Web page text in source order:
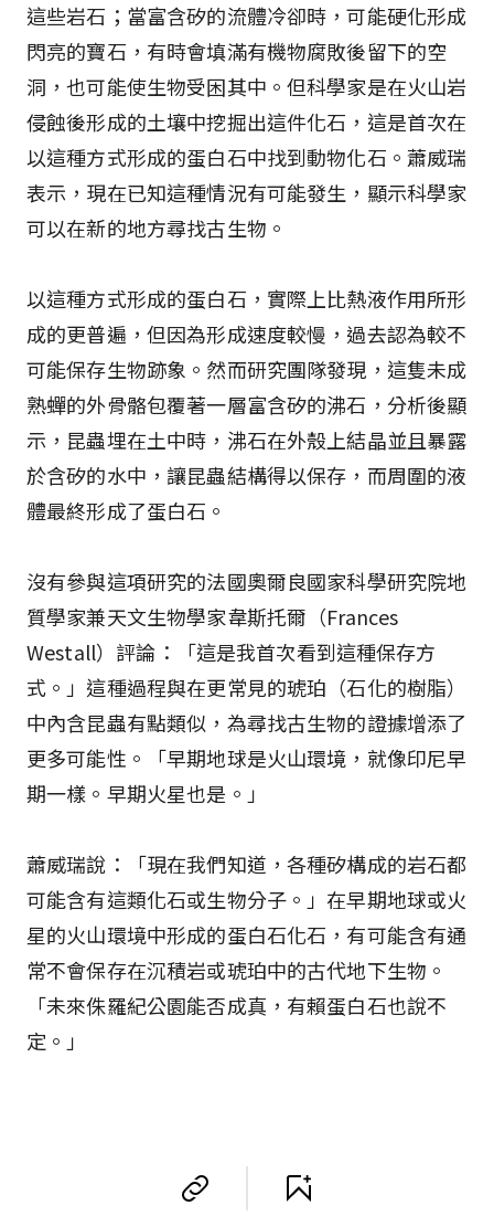
這些岩石；當富含矽的流體冷卻時，可能硬化形成
閃亮的寶石，有時會填滿有機物腐敗後留下的空
洞，也可能使生物受困其中。但科學家是在火山岩
侵蝕後形成的土壤中挖掘出這件化石，這是首次在
以這種方式形成的蛋白石中找到動物化石。蕭威瑞
表示，現在已知這種情況有可能發生，顯示科學家
可以在新的地方尋找古生物。
以這種方式形成的蛋白石，實際上比熱液作用所形
成的更普遍，但因為形成速度較慢，過去認為較不
可能保存生物跡象。然而研究團隊發現，這隻未成
熟蟬的外骨骼包覆著一層富含矽的沸石，分析後顯
示，昆蟲埋在土中時，沸石在外殼上結晶並且暴露
於含矽的水中，讓昆蟲結構得以保存，而周圍的液
體最終形成了蛋白石。
沒有參與這項研究的法國奧爾良國家科學研究院地
質學家兼天文生物學家韋斯托爾（Frances
Westall）評論：「這是我首次看到這種保存方
式。」這種過程與在更常見的琥珀（石化的樹脂）
中內含昆蟲有點類似，為尋找古生物的證據增添了
更多可能性。「早期地球是火山環境，就像印尼早
期一樣。早期火星也是。」
蕭威瑞說：「現在我們知道，各種矽構成的岩石都
可能含有這類化石或生物分子。」在早期地球或火
星的火山環境中形成的蛋白石化石，有可能含有通
常不會保存在沉積岩或琥珀中的古代地下生物。
「未來侏羅紀公園能否成真，有賴蛋白石也說不
定。」